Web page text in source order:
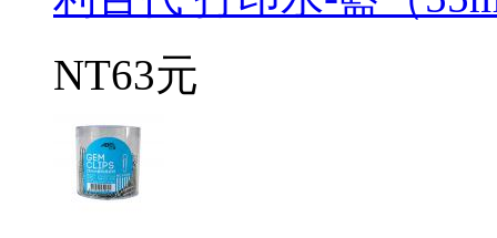
NT63元